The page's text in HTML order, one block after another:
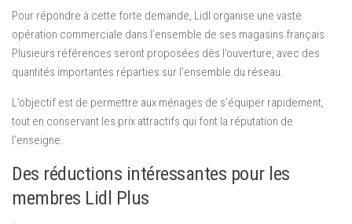
Pour répondre à cette forte demande, Lidl organise une vaste
opération commerciale dans l’ensemble de ses magasins français.
Plusieurs références seront proposées dès l’ouverture, avec des
quantités importantes réparties sur l’ensemble du réseau.
L’objectif est de permettre aux ménages de s’équiper rapidement,
tout en conservant les prix attractifs qui font la réputation de
l’enseigne.
Des réductions intéressantes pour les
membres Lidl Plus